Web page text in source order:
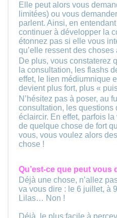
Elle peut alors vous
limitées) ou vous
parlent. Ainsi, en
continuer à développer la
étonnez pas si elle vous
qu’elle ressent des choses
De plus, vous constaterez
la consultation, les flashs
effet, le lien médiumnique
devient plus fort, plus «
N’hésitez pas à poser, au
consultation, les questions
éclaircir. En effet, parfois
de quelque chose de fort
vous, vous voulez alors
chose !
Qu’est-ce que peut vous
Déjà une chose, n’allez
va vous dire : le 6 juillet, à
Lilas… Non !
Déjà, le plus facile à